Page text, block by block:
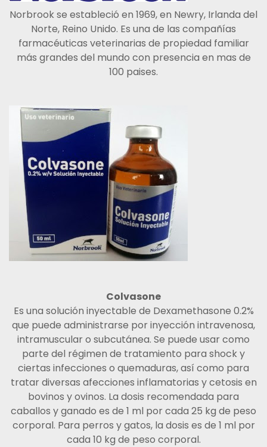
Norbrook se estableció en 1969, en Newry, Irlanda del
Norte, Reino Unido. Es una de las compañías
farmacéuticas veterinarias de propiedad familiar
más grandes del mundo con presencia en mas de
100 paises.
Colvasone
Es una solución inyectable de Dexamethasone 0.2%
que puede administrarse por inyección intravenosa,
intramuscular o subcutánea. Se puede usar como
parte del régimen de tratamiento para shock y
ciertas infecciones o quemaduras, así como para
tratar diversas afecciones inflamatorias y cetosis en
bovinos y ovinos. La dosis recomendada para
caballos y ganado es de 1 ml por cada 25 kg de peso
corporal. Para perros y gatos, la dosis es de 1 ml por
cada 10 kg de peso corporal.